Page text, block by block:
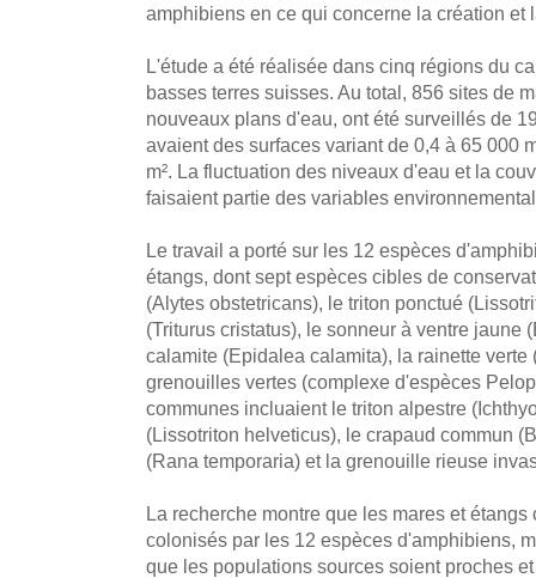
amphibiens en ce qui concerne la création et
L'étude a été réalisée dans cinq régions du
basses terres suisses. Au total, 856 sites de
nouveaux plans d'eau, ont été surveillés de
avaient des surfaces variant de 0,4 à 65 000
m². La fluctuation des niveaux d'eau et la
faisaient partie des variables
Le travail a porté sur les 12 espèces
étangs, dont sept espèces cibles de
(Alytes obstetricans), le triton ponctué
(Triturus cristatus), le sonneur à ventre jaune
calamite (Epidalea calamita), la rainette verte
grenouilles vertes (complexe d'espèces
communes incluaient le triton alpestre
(Lissotriton helveticus), le crapaud commun
(Rana temporaria) et la grenouille rieuse
La recherche montre que les mares et
colonisés par les 12 espèces d'amphibiens,
que les populations sources soient proches